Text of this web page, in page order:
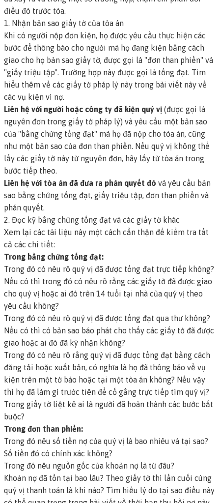
điều đó trước tòa.
1. Nhận bản sao giấy tờ của tòa án
Khi có người nộp đơn kiện, họ được yêu cầu thực hiện các
bước để thông báo cho người mà họ đang kiện bằng cách
giao cho họ bản sao giấy tờ, được gọi là "đơn than phiền" và
"giấy triệu tập". Trường hợp này được gọi là tống đạt Tìm
hiểu thêm về các giấy tờ pháp lý này trong bài viết này về
các vụ kiện vì nợ.
Liên hệ với người hoặc công ty đã kiện quý vị (được gọi là
nguyên đơn trong giấy tờ pháp lý) và yêu cầu một bản sao
của "bằng chứng tống đạt" mà họ đã nộp cho tòa án, cũng
như một bản sao của đơn than phiền. Nếu quý vị không thể
lấy các giấy tờ này từ nguyên đơn, hãy lấy từ tòa án trong
bước tiếp theo.
Liên hệ với tòa án đã đưa ra phán quyết đó và yêu cầu bản
sao bằng chứng tống đạt, giấy triệu tập, đơn than phiền và
phán quyết.
2. Đọc kỹ bằng chứng tống đạt và các giấy tờ khác
Xem lại các tài liệu này một cách cẩn thận để kiểm tra tất
cả các chi tiết:
Trong bằng chứng tống đạt:
Trong đó có nêu rõ quý vị đã được tống đạt trực tiếp không?
Nếu có thì trong đó có nêu rõ rằng các giấy tờ đã được giao
cho quý vị hoặc ai đó trên 14 tuổi tại nhà của quý vị theo
yêu cầu không?
Trong đó có nêu rõ quý vị đã được tống đạt qua thư không?
Nếu có thì có bản sao báo phát cho thấy các giấy tờ đã được
giao hoặc ai đó đã ký nhận không?
Trong đó có nêu rõ rằng quý vị đã được tống đạt bằng cách
đăng tải hoặc xuất bản , có nghĩa là họ đã thông báo về vụ
kiện trên một tờ báo hoặc tại một tòa án không? Nếu vậy
thì họ đã làm gì trước tiên để cố gắng trực tiếp tìm quý vị?
Trong giấy tờ liệt kê ai là người đã hoàn thành các bước bắt
buộc?
Trong đơn than phiền:
Trong đó nêu số tiền nợ của quý vị là bao nhiêu và tại sao?
Số tiền đó có chính xác không?
Trong đó nêu nguồn gốc của khoản nợ là từ đâu?
Khoản nợ đã tồn tại bao lâu? Theo giấy tờ thì lần cuối cùng
quý vị thanh toán là khi nào? Tìm hiểu lý do tại sao điều này